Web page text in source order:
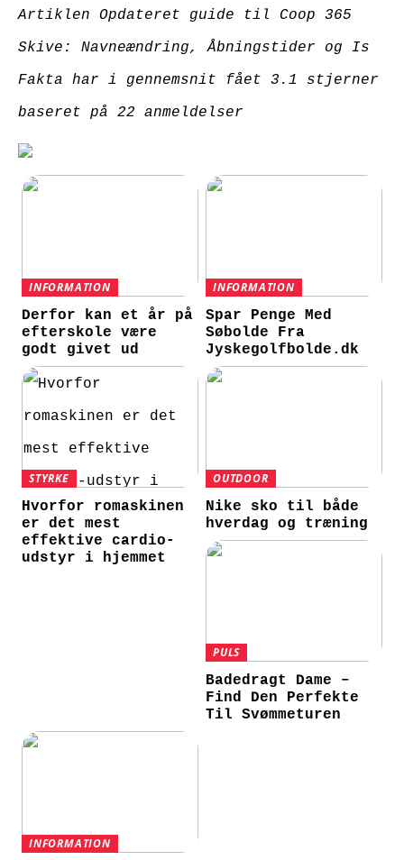
Artiklen Opdateret guide til Coop 365
Skive: Navneændring, Åbningstider og Is
Fakta har i gennemsnit fået 3.1 stjerner
baseret på 22 anmeldelser
INFORMATION
Derfor kan et år på
efterskole være
godt givet ud
INFORMATION
Spar Penge Med
Søbolde Fra
Jyskegolfbolde.dk
STYRKE
Hvorfor romaskinen
er det mest
effektive cardio-
udstyr i hjemmet
OUTDOOR
Nike sko til både
hverdag og træning
PULS
Badedragt Dame –
Find Den Perfekte
Til Svømmeturen
INFORMATION